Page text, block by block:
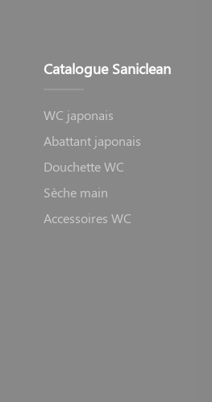
Catalogue Saniclean
WC japonais
Abattant japonais
Douchette WC
Sèche main
Accessoires WC